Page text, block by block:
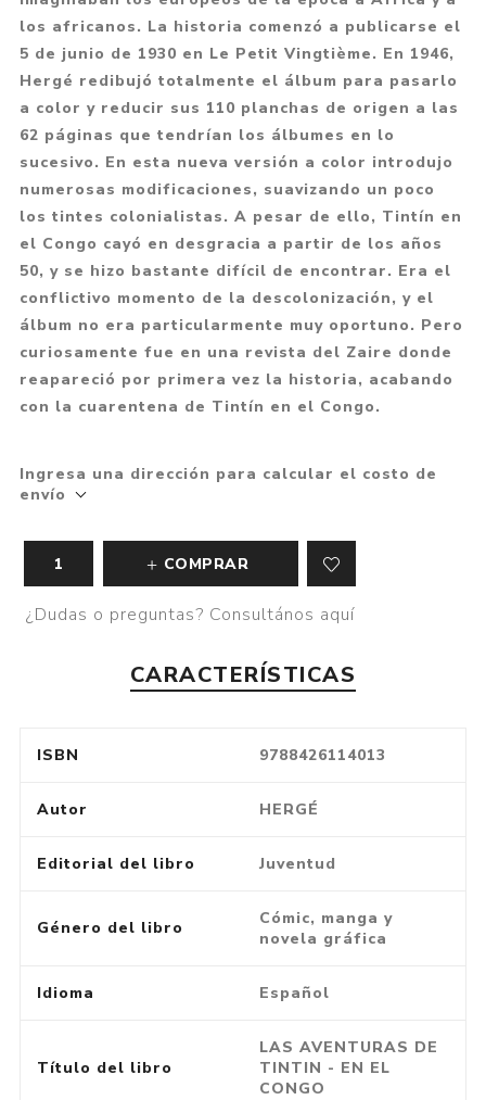
los africanos. La historia comenzó a publicarse el
5 de junio de 1930 en Le Petit Vingtième. En 1946,
Hergé redibujó totalmente el álbum para pasarlo
a color y reducir sus 110 planchas de origen a las
62 páginas que tendrían los álbumes en lo
sucesivo. En esta nueva versión a color introdujo
numerosas modificaciones, suavizando un poco
los tintes colonialistas. A pesar de ello, Tintín en
el Congo cayó en desgracia a partir de los años
50, y se hizo bastante difícil de encontrar. Era el
conflictivo momento de la descolonización, y el
álbum no era particularmente muy oportuno. Pero
curiosamente fue en una revista del Zaire donde
reapareció por primera vez la historia, acabando
con la cuarentena de Tintín en el Congo.
Ingresa una dirección para calcular el costo de
envío
COMPRAR
¿Dudas o preguntas? Consultános aquí
CARACTERÍSTICAS
ISBN 9788426114013
Autor HERGÉ
Editorial del libro Juventud
Género del libro
Cómic, manga y
novela gráfica
Idioma Español
Título del libro
LAS AVENTURAS DE
TINTIN - EN EL
CONGO